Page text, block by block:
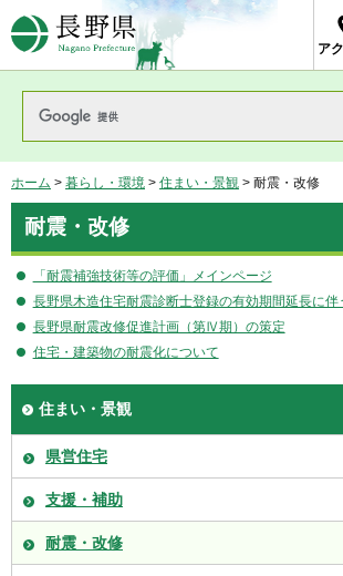
長野県Nagano Prefecture
ア
ホーム > 暮らし・環境 > 住まい・景観 > 耐震・改修
耐震・改修
「耐震補強技術等の評価」メインページ
長野県木造住宅耐震診断士登録の有効期間延長に伴
長野県耐震改修促進計画（第Ⅳ期）の策定
住宅・建築物の耐震化について
住まい・景観
県営住宅
支援・補助
耐震・改修